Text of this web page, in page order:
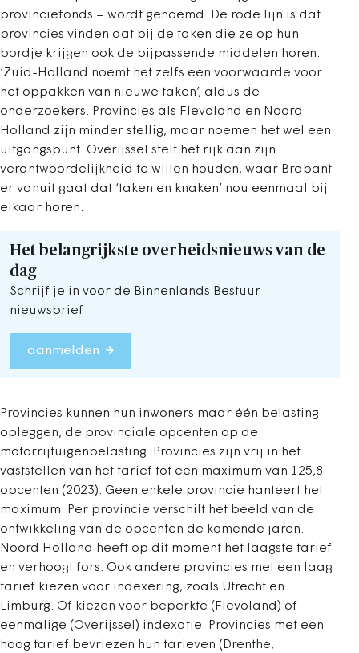
provinciefonds – wordt genoemd. De rode lijn is dat
provincies vinden dat bij de taken die ze op hun
bordje krijgen ook de bijpassende middelen horen.
‘Zuid-Holland noemt het zelfs een voorwaarde voor
het oppakken van nieuwe taken’, aldus de
onderzoekers. Provincies als Flevoland en Noord-
Holland zijn minder stellig, maar noemen het wel een
uitgangspunt. Overijssel stelt het rijk aan zijn
verantwoordelijkheid te willen houden, waar Brabant
er vanuit gaat dat ‘taken en knaken’ nou eenmaal bij
elkaar horen.
Het belangrijkste overheidsnieuws van de
dag
Schrijf je in voor de Binnenlands Bestuur
nieuwsbrief
aanmelden
Provincies kunnen hun inwoners maar één belasting
opleggen, de provinciale opcenten op de
motorrijtuigenbelasting. Provincies zijn vrij in het
vaststellen van het tarief tot een maximum van 125,8
opcenten (2023). Geen enkele provincie hanteert het
maximum. Per provincie verschilt het beeld van de
ontwikkeling van de opcenten de komende jaren.
Noord Holland heeft op dit moment het laagste tarief
en verhoogt fors. Ook andere provincies met een laag
tarief kiezen voor indexering, zoals Utrecht en
Limburg. Of kiezen voor beperkte (Flevoland) of
eenmalige (Overijssel) indexatie. Provincies met een
hoog tarief bevriezen hun tarieven (Drenthe,